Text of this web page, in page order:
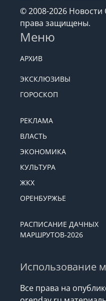
© 2008-2026 Новости
права защищены.
Меню
АРХИВ
ЭКСКЛЮЗИВЫ
ГОРОСКОП
РЕКЛАМА
ВЛАСТЬ
ЭКОНОМИКА
КУЛЬТУРА
ЖКХ
ОРЕНБУРЖЬЕ
РАСПИСАНИЕ ДАЧНЫХ
МАРШРУТОВ-2026
Использование
Все права на